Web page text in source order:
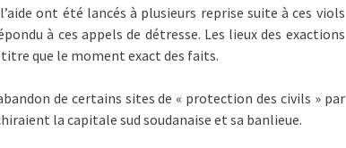
ont été lancés à plusieurs reprise suite à ces viols
à ces appels de détresse. Les lieux des exactions
que le moment exact des faits.
de certains sites de « protection des civils » par
la capitale sud soudanaise et sa banlieue.